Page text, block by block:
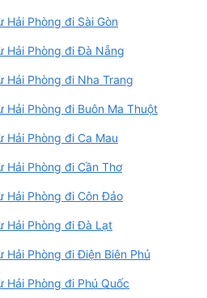
Hải Phòng đi Sài Gòn
Hải Phòng đi Đà Nẵng
Hải Phòng đi Nha Trang
Hải Phòng đi Buôn Ma Thuột
Hải Phòng đi Ca Mau
Hải Phòng đi Cần Thơ
Hải Phòng đi Côn Đảo
Hải Phòng đi Đà Lạt
Phòng đi Điện Biên Phủ
Hải Phòng đi Phú Quốc